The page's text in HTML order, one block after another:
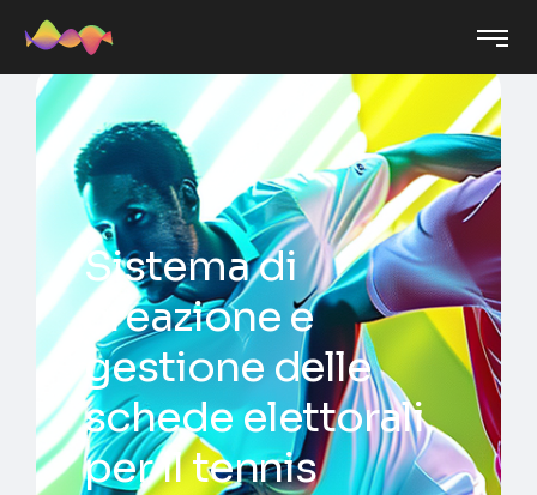
Sistema di
creazione e
gestione delle
schede elettorali
per il tennis